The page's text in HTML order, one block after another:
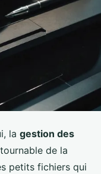
la gestion des
de la
petits fichiers qui